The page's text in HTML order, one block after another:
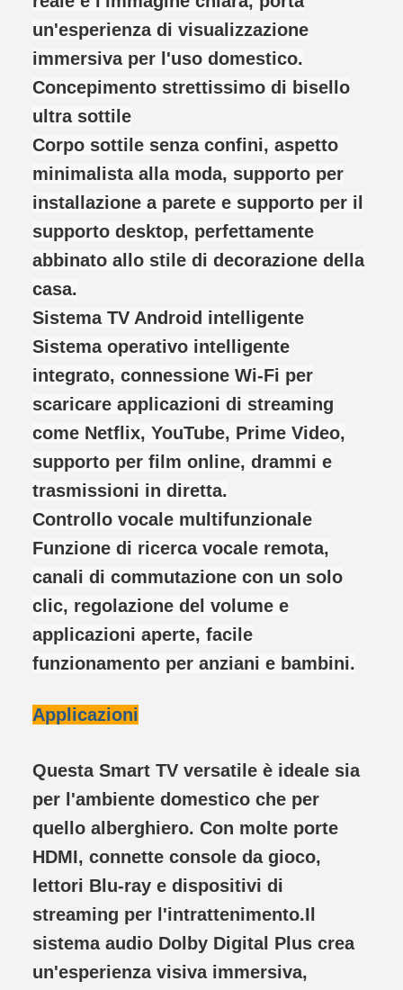
un'esperienza di visualizzazione
immersiva per l'uso domestico.
Concepimento strettissimo di bisello
ultra sottile
Corpo sottile senza confini, aspetto
minimalista alla moda, supporto per
installazione a parete e supporto per il
supporto desktop, perfettamente
abbinato allo stile di decorazione della
casa.
Sistema TV Android intelligente
Sistema operativo intelligente
integrato, connessione Wi-Fi per
scaricare applicazioni di streaming
come Netflix, YouTube, Prime Video,
supporto per film online, drammi e
trasmissioni in diretta.
Controllo vocale multifunzionale
Funzione di ricerca vocale remota,
canali di commutazione con un solo
clic, regolazione del volume e
applicazioni aperte, facile
funzionamento per anziani e bambini.
Applicazioni
Questa Smart TV versatile è ideale sia
per l'ambiente domestico che per
quello alberghiero. Con molte porte
HDMI, connette console da gioco,
lettori Blu-ray e dispositivi di
streaming per l'intrattenimento.Il
sistema audio Dolby Digital Plus crea
un'esperienza visiva immersiva,